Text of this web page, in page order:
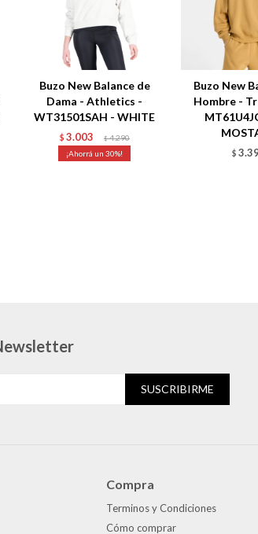
Buzo New Balance de
Dama - Athletics -
WT31501SAH - WHITE
$ 3.003 $ 4.290
30
Buzo New
Hombre -
$
Compra
Terminos y Condiciones
Cómo comprar
SUSCRIBIRME